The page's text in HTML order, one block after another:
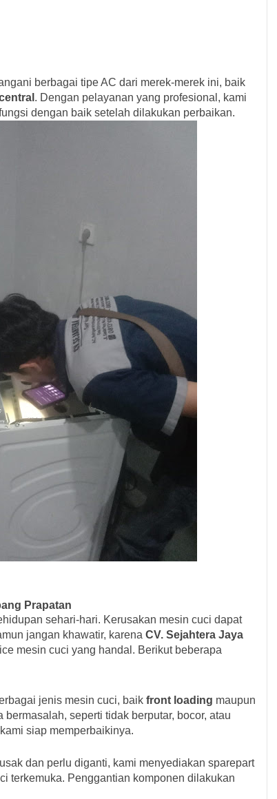
berbagai tipe AC dari merek-merek ini, baik
. Dengan pelayanan yang profesional, kami
dengan baik setelah dilakukan perbaikan.
Prapatan
sehari-hari. Kerusakan mesin cuci dapat
jangan khawatir, karena CV. Sejahtera Jaya
mesin cuci yang handal. Berikut beberapa
jenis mesin cuci, baik front loading maupun
bermasalah, seperti tidak berputar, bocor, atau
siap memperbaikinya.
dan perlu diganti, kami menyediakan sparepart
terkemuka. Penggantian komponen dilakukan